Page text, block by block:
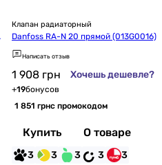
Клапан радиаторный
Danfoss RA-N 20 прямой (013G0016)
Написать отзыв
1 908 грн Хочешь дешевле?
+19бонусов
1 851 грнс промокодом
Купить О товаре
3 3 3 3 3